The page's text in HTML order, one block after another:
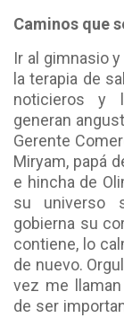
Caminos que
Ir al gimnasio
la terapia de
noticieros y
generan
Gerente
Miryam, papá
e hincha de
su universo
gobierna su
contiene, lo
de nuevo.
vez me
de ser